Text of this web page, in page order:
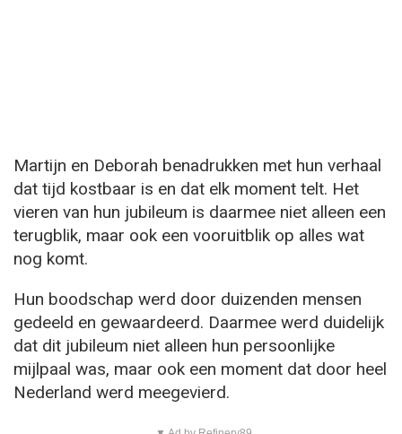
Martijn en Deborah benadrukken met hun verhaal
dat tijd kostbaar is en dat elk moment telt. Het
vieren van hun jubileum is daarmee niet alleen een
terugblik, maar ook een vooruitblik op alles wat
nog komt.
Hun boodschap werd door duizenden mensen
gedeeld en gewaardeerd. Daarmee werd duidelijk
dat dit jubileum niet alleen hun persoonlijke
mijlpaal was, maar ook een moment dat door heel
Nederland werd meegevierd.